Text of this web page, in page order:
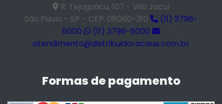
R. Tejuguacu, 107 - Vila Jacuí
São Paulo - SP - CEP: 08060-310
(11) 3796-
6000
(11) 3796-6000
atendimento@distribuidoracaue.com.br
Formas de pagamento